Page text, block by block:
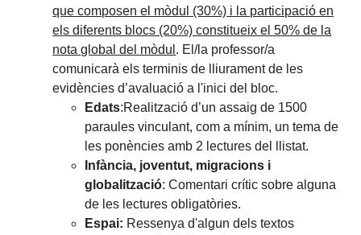
que composen el mòdul (30%) i la participació en
els diferents blocs (20%) constitueix el 50% de la
nota global del mòdul . El/la professor/a
comunicarà els terminis de lliurament de les
evidències d’avaluació a l'inici del bloc.
Edats:Realització d’un assaig de 1500
paraules vinculant, com a mínim, un tema de
les ponències amb 2 lectures del llistat.
Infància, joventut, migracions i
globalització: Comentari crític sobre alguna
de les lectures obligatòries.
Espai: Ressenya d'algun dels textos